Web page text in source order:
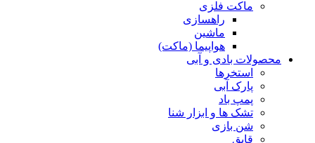
ماکت فلزی
راهسازی
ماشین
هواپیما (ماکت)
محصولات بادی و آبی
استخرها
پارک آبی
پمپ باد
تشک ها و ابزار شنا
شن بازی
قایق